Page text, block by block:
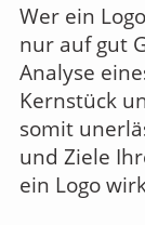
Wer ein
nur auf gut
Analyse
Kernstück
somit
und Ziele
ein Logo